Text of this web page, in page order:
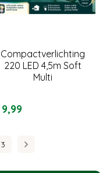
Compactverlichting
220 LED 4,5m Soft
Multi
9,99
3